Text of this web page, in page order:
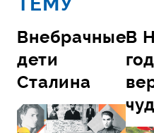
Внебрачные
дети
Сталина
В